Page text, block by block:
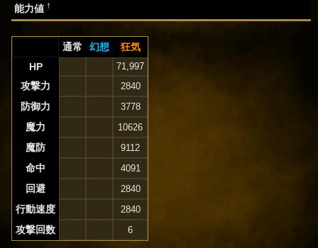
能力値†
通常 幻想
狂気
HP
71,997
攻撃力 2840
防御力 3778
魔力 10626
魔防 9112
命中 4091
回避 2840
行動速度 2840
攻撃回数 6